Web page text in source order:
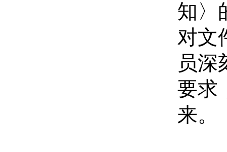
知〉
对文
员深
要求
来。